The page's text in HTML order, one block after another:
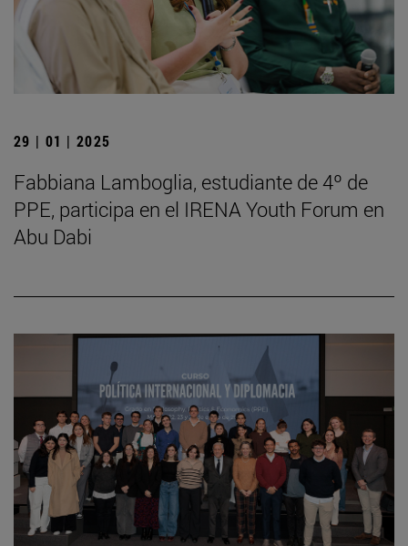
29 | 01 | 2025
Fabbiana Lamboglia, estudiante de 4º de
PPE, participa en el IRENA Youth Forum en
Abu Dabi